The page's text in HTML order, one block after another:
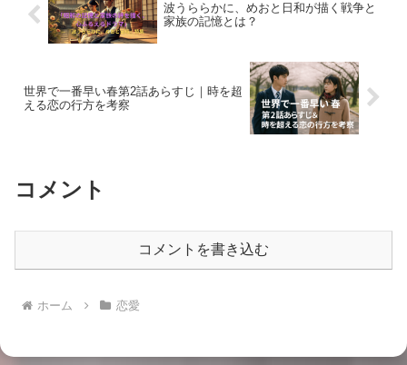
波うららかに、めおと日和が描く戦争と
家族の記憶とは？
世界で一番早い春第2話あらすじ｜時を超
える恋の行方を考察
コメント
コメントを書き込む
ホーム 恋愛